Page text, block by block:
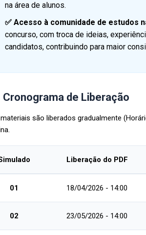
na área de alunos.
✅ Acesso à comunidade de estudos
concurso, com troca de ideias,
candidatos, contribuindo para maior
Cronograma de Liberação
são liberados gradualmente
Liberação do PDF
01 18/04/2026 - 14:00
02 23/05/2026 - 14:00